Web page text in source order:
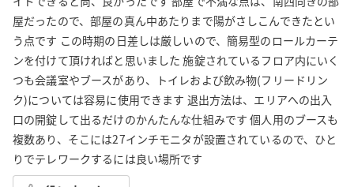
屋だったので、部屋の真ん中あたりまで陽がさしこんできたとい
う点です この時期の日差しは厳しいので、簡易型のロールカーテ
ンを付けて頂ければと思いました 施錠されているフロア内にいく
つも会議室やブースがあり、トイレおよび飲み物(フリードリン
ク)については容易に使用できます 退出方法は、エリアへの出入
口の開錠して出るだけのかんたんな仕組みです 個人用のブースも
複数あり、そこには27インチモニタが設置されているので、ひと
りでテレワークするには良い場所です